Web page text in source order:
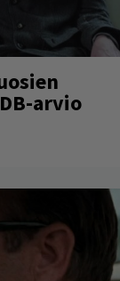
arvio